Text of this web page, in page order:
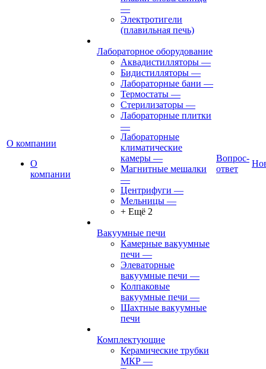
О компании
О
компании
—
Электротигели
(плавильная печь)
Лабораторное оборудование
Аквадистилляторы —
Бидистилляторы —
Лабораторные бани —
Термостаты —
Стерилизаторы —
Лабораторные плитки
—
Лабораторные
климатические
камеры —
Магнитные мешалки
—
Центрифуги —
Мельницы —
+ Ещё 2
Вакуумные печи
Камерные вакуумные
печи —
Элеваторные
вакуумные печи —
Колпаковые
вакуумные печи —
Шахтные вакуумные
печи
Комплектующие
Керамические трубки
МКР —
Вопрос-
ответ